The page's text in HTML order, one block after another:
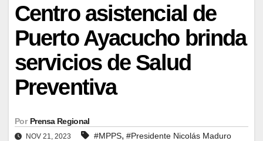
Centro asistencial de
Puerto Ayacucho brinda
servicios de Salud
Preventiva
Por Prensa Regional
NOV 21, 2023 #MPPS, #Presidente Nicolás Maduro